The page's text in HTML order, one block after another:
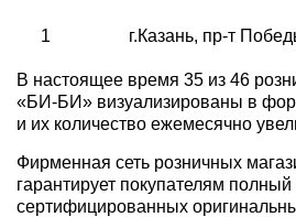
1 г.Казань, пр-т
В настоящее время 35 из 46
«БИ-БИ» визуализированы в
и их количество ежемесячно
Фирменная сеть розничных
гарантирует покупателям
сертифицированных